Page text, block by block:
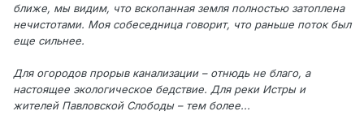
ближе, мы видим, что вскопанная земля полностью затоплена
нечистотами. Моя собеседница говорит, что раньше поток был
еще сильнее.
Для огородов прорыв канализации – отнюдь не благо, а
настоящее экологическое бедствие. Для реки Истры и
жителей Павловской Слободы – тем более...